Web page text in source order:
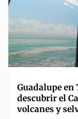
Guadalupe
descubrir el
volcanes y